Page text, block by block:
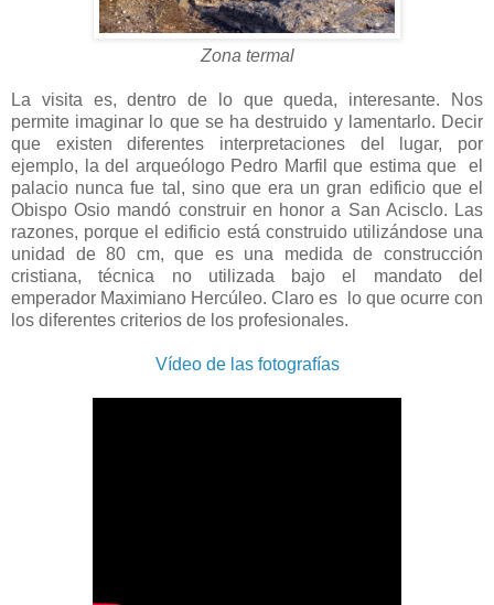
Zona termal
La visita es, dentro de lo que queda, interesante. Nos
permite imaginar lo que se ha destruido y lamentarlo. Decir
que existen diferentes interpretaciones del lugar, por
ejemplo, la del arqueólogo Pedro Marfil que estima que el
palacio nunca fue tal, sino que era un gran edificio que el
Obispo Osio mandó construir en honor a San Acisclo. Las
razones, porque el edificio está construido utilizándose una
unidad de 80 cm, que es una medida de construcción
cristiana, técnica no utilizada bajo el mandato del
emperador Maximiano Hercúleo. Claro es lo que ocurre con
los diferentes criterios de los profesionales.
Vídeo de las fotografías